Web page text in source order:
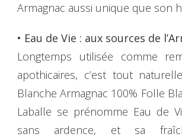
Armagnac aussi unique que son
• Eau de Vie : aux sources de
Longtemps utilisée comme
apothicaires, c’est tout
Blanche Armagnac 100% Folle
Laballe se prénomme Eau de
sans ardence, et sa